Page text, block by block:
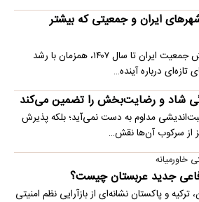
ایران و جمعیتی که بیشتر
پیش‌بینی مرکز آمار از افزایش جمعیت ایران تا سال ۱۴۰۷، همزمان با رشد
درباره آینده…
شاد و رضایت‌بخش را تضمین می‌کند
مداوم به دست نمی‌آید؛ بلکه پذیرش
از سرکوب آن‌ها نقش…
خاورمیانه
جدید عربستان چیست؟
و پاکستان نشانه‌ای از بازآرایی نظم امنیتی